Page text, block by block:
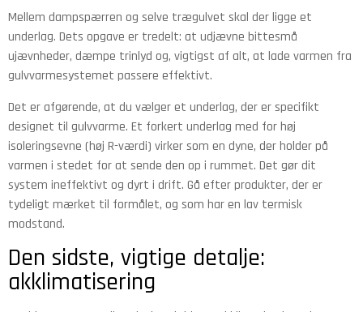
Mellem dampspærren og selve trægulvet skal der ligge et
underlag. Dets opgave er tredelt: at udjævne bittesmå
ujævnheder, dæmpe trinlyd og, vigtigst af alt, at lade varmen fra
gulvvarmesystemet passere effektivt.
Det er afgørende, at du vælger et underlag, der er specifikt
designet til gulvvarme. Et forkert underlag med for høj
isoleringsevne (høj R-værdi) virker som en dyne, der holder på
varmen i stedet for at sende den op i rummet. Det gør dit
system ineffektivt og dyrt i drift. Gå efter produkter, der er
tydeligt mærket til formålet, og som har en lav termisk
modstand.
Den sidste, vigtige detalje:
akklimatisering